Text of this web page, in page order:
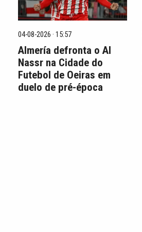
04-08-2026 · 15:57
Almería defronta o Al
Nassr na Cidade do
Futebol de Oeiras em
duelo de pré-época